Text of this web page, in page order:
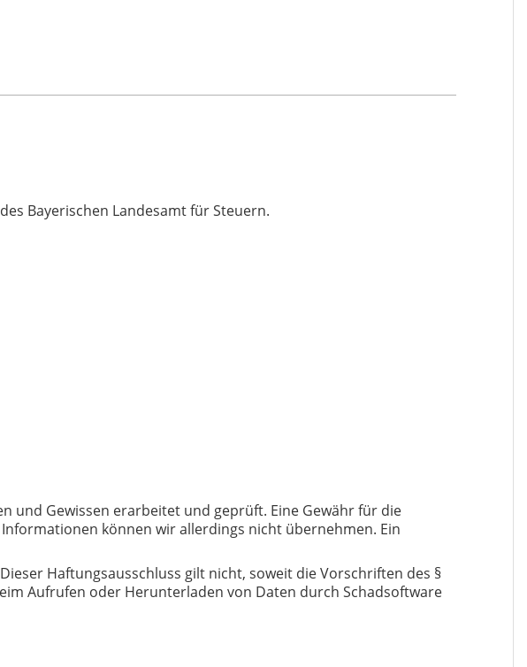
Bayerischen Landesamt für Steuern.
und Gewissen erarbeitet und geprüft. Eine Gewähr für die
können wir allerdings nicht übernehmen. Ein
Haftungsausschluss gilt nicht, soweit die Vorschriften des §
Aufrufen oder Herunterladen von Daten durch Schadsoftware